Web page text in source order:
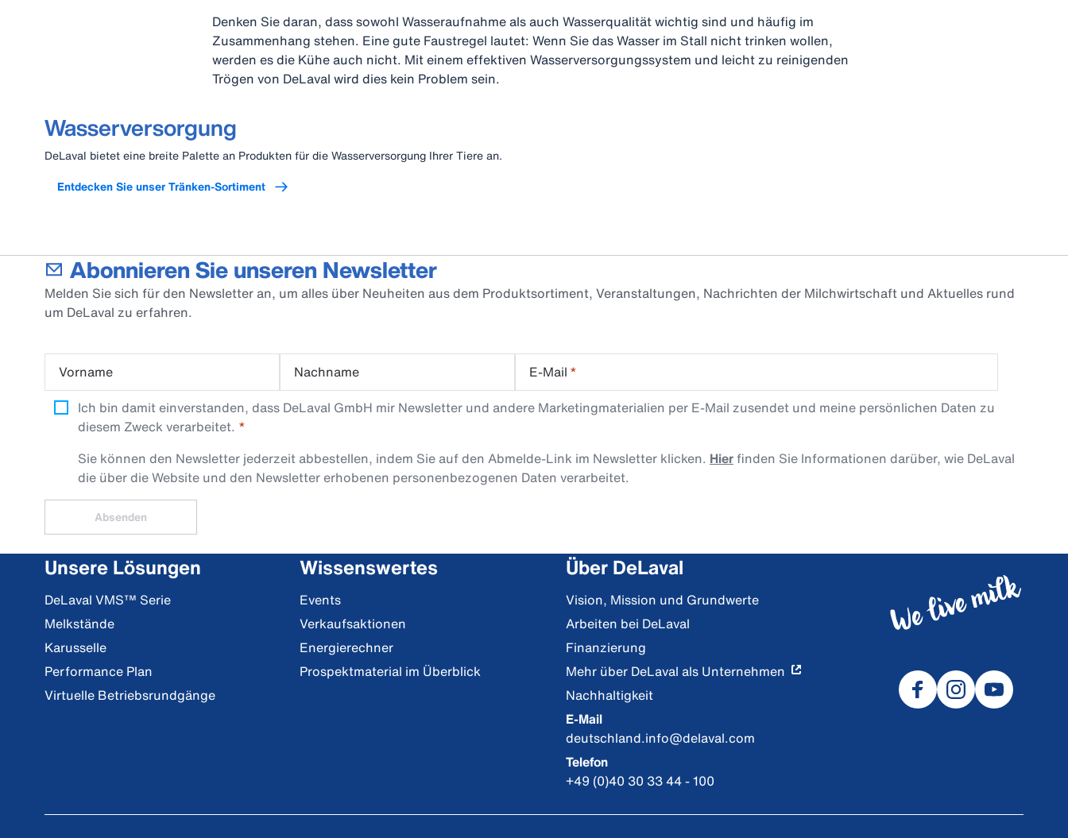
Denken Sie daran, dass sowohl Wasseraufnahme als auch Wasserqualität wichtig sind und häufig im
Zusammenhang stehen. Eine gute Faustregel lautet: Wenn Sie das Wasser im Stall nicht trinken wollen,
werden es die Kühe auch nicht. Mit einem effektiven Wasserversorgungssystem und leicht zu reinigenden
Trögen von DeLaval wird dies kein Problem sein. ​
Wasserversorgung
DeLaval bietet eine breite Palette an Produkten für die Wasserversorgung Ihrer Tiere an.
Entdecken Sie unser Tränken-Sortiment
Abonnieren Sie unseren Newsletter
Melden Sie sich für den Newsletter an, um alles über Neuheiten aus dem Produktsortiment, Veranstaltungen, Nachrichten der Milchwirtschaft und Aktuelles rund
um DeLaval zu erfahren.
Vorname Nachname E-Mail *
Ich bin damit einverstanden, dass DeLaval GmbH mir Newsletter und andere Marketingmaterialien per E-Mail zusendet und meine persönlichen Daten zu
diesem Zweck verarbeitet.
Sie können den Newsletter jederzeit abbestellen, indem Sie auf den Abmelde-Link im Newsletter klicken. Hierfinden Sie Informationen darüber, wie DeLaval
die über die Website und den Newsletter erhobenen personenbezogenen Daten verarbeitet.
Absenden
Unsere Lösungen
DeLaval VMS™ Serie
Melkstände
Karusselle
Performance Plan
Virtuelle Betriebsrundgänge
Wissenswertes
Events
Verkaufsaktionen
Energierechner
Prospektmaterial im Überblick
Über DeLaval
Vision, Mission und Grundwerte
Arbeiten bei DeLaval
Finanzierung
Mehr über DeLaval als Unternehmen
Nachhaltigkeit
E-Mail
deutschland.info@delaval.com
Telefon
+49 (0)40 30 33 44 - 100